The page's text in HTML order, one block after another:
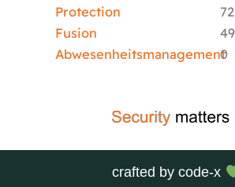
Protection
Fusion
Abwesenheitsmanagement
0
crafted bycode-x